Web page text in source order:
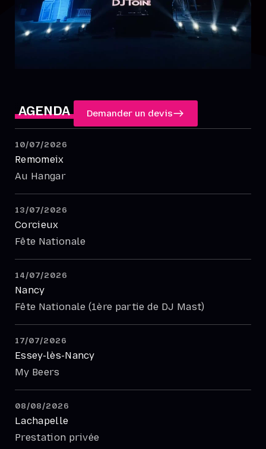
AGENDA Demander un devis
10/07/2026
Remomeix
Au Hangar
13/07/2026
Corcieux
Fête Nationale
14/07/2026
Nancy
Fête Nationale (1ère partie de DJ Mast)
17/07/2026
Essey-lès-Nancy
My Beers
08/08/2026
Lachapelle
Prestation privée